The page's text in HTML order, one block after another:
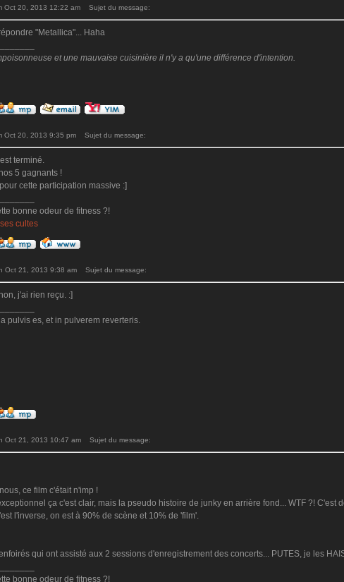
Oct 20, 2013 12:22 am Sujet du message:
"Metallica"... Haha
et une mauvaise cuisinière il n'y a qu'une différence d'intention.
Oct 20, 2013 9:35 pm Sujet du message:
terminé.
5 gagnants !
cette participation massive :]
bonne odeur de fitness ?!
cultes
Oct 21, 2013 9:38 am Sujet du message:
j'ai rien reçu. :]
pulvis es, et in pulverem reverteris.
Oct 21, 2013 10:47 am Sujet du message:
ce film c'était n'imp !
ça c'est clair, mais la pseudo histoire de junky en arrière fond... WTF ?!
l'inverse, on est à 90% de scène et 10% de 'film'.
qui ont assisté aux 2 sessions d'enregistrement des concerts... PUTES, je les
bonne odeur de fitness ?!